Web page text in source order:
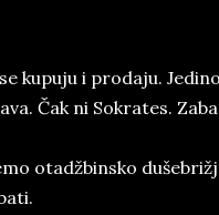
kupuju i prodaju.
Čak ni Sokrates.
otadžbinsko